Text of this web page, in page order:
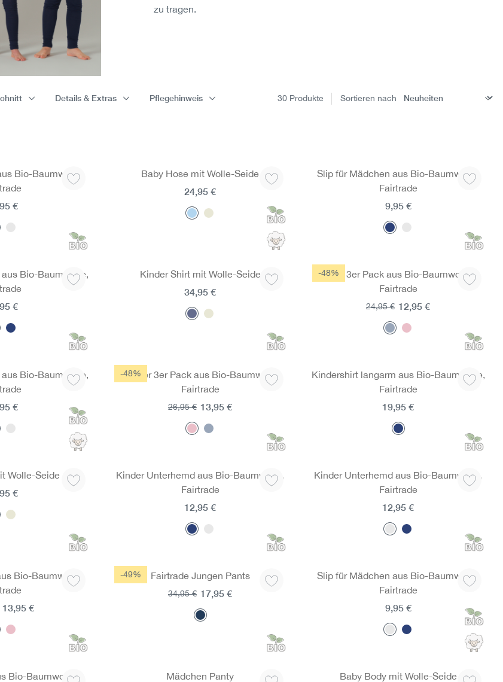
zu tragen.
30 Produkte Sortieren nach
Details & Extras Pflegehinweis
Bio-Baumwolle,
€
Baby Hose mit Wolle-Seide
24,95 €
Slip für Mädchen aus Bio-Baumwolle,
Fairtrade
9,95 €
Bio-Baumwolle,
€
Kinder Shirt mit Wolle-Seide
34,95 €
-48%
Slips 3er Pack aus Bio-Baumwolle,
Fairtrade
12,95 €
24,95 €
Bio-Baumwolle,
€
-48%
Hipster 3er Pack aus Bio-Baumwolle,
Fairtrade
13,95 €
26,95 €
Kindershirt langarm aus Bio-Baumwolle,
Fairtrade
19,95 €
Wolle-Seide
€
Kinder Unterhemd aus Bio-Baumwolle,
Fairtrade
12,95 €
Kinder Unterhemd aus Bio-Baumwolle,
Fairtrade
12,95 €
Bio-Baumwolle,
13,95 €
-49% Fairtrade Jungen Pants
17,95 €
34,95 €
Slip für Mädchen aus Bio-Baumwolle,
Fairtrade
9,95 €
Bio-Baumwolle,
Mädchen Panty Baby Body mit Wolle-Seide